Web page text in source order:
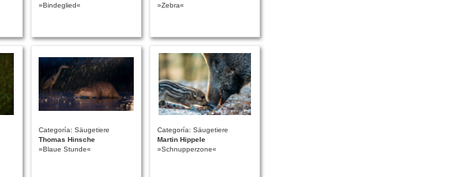
»Bindeglied«
»Zebra«
Categoría: Säugetiere
Thomas Hinsche
»Blaue Stunde«
Categoría: Säugetiere
Martin Hippele
»Schnupperzone«